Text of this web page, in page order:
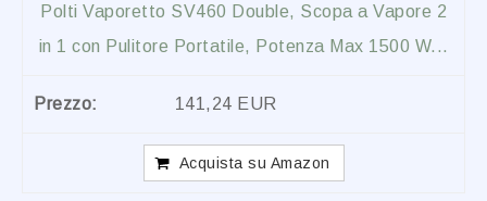
Polti Vaporetto SV460 Double, Scopa a Vapore 2
in 1 con Pulitore Portatile, Potenza Max 1500 W...
141,24 EUR
Acquista su Amazon